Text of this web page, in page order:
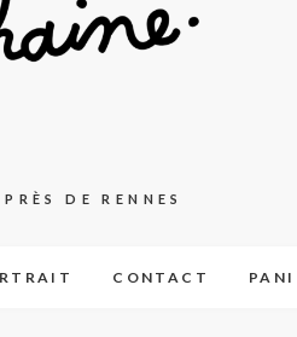
DE RENNES
CONTACT